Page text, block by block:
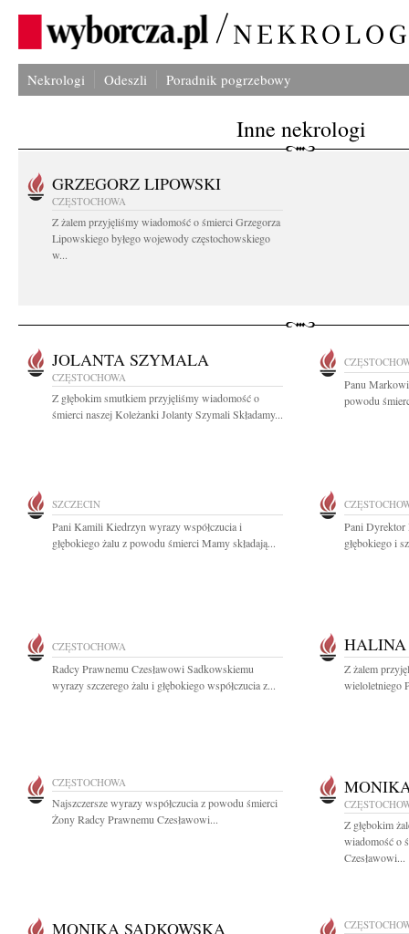
Nekrologi Odeszli Poradnik pogrzebowy
Inne nekrologi
GRZEGORZ LIPOWSKI
CZĘSTOCHOWA
Z żalem przyjęliśmy wiadomość o śmierci Grzegorza
Lipowskiego byłego wojewody częstochowskiego
w...
JOLANTA SZYMALA
CZĘSTOCHOWA
Z głębokim smutkiem przyjęliśmy wiadomość o
śmierci naszej Koleżanki Jolanty Szymali Składamy...
Panu
powodu
SZCZECIN
Pani Kamili Kiedrzyn wyrazy współczucia i
głębokiego żalu z powodu śmierci Mamy składają...
Pani
głębokiego i
CZĘSTOCHOWA
Radcy Prawnemu Czesławowi Sadkowskiemu
wyrazy szczerego żalu i głębokiego współczucia z...
HALINA
Z żalem
wieloletniego
CZĘSTOCHOWA
Najszczersze wyrazy współczucia z powodu śmierci
Żony Radcy Prawnemu Czesławowi...
Z głębokim
wiadomość o
Czesławowi...
MONIKA SADKOWSKA